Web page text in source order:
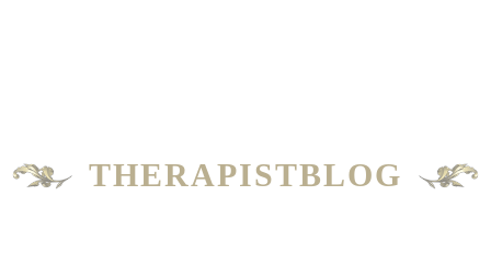
THERAPISTBLOG